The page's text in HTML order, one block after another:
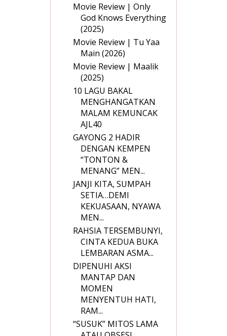
Movie Review | Only
God Knows Everything
(2025)
Movie Review | Tu Yaa
Main (2026)
Movie Review | Maalik
(2025)
10 LAGU BAKAL
MENGHANGATKAN
MALAM KEMUNCAK
AJL40
GAYONG 2 HADIR
DENGAN KEMPEN
“TONTON &
MENANG” MEN...
JANJI KITA, SUMPAH
SETIA…DEMI
KEKUASAAN, NYAWA
MEN...
RAHSIA TERSEMBUNYI,
CINTA KEDUA BUKA
LEMBARAN ASMA...
DIPENUHI AKSI
MANTAP DAN
MOMEN
MENYENTUH HATI,
RAM...
“SUSUK” MITOS LAMA